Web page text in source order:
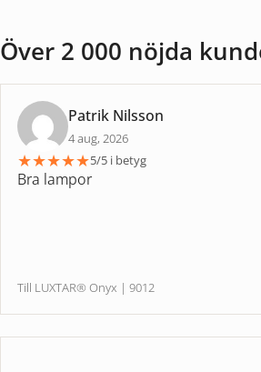
Över 2 000 nöjda
Patrik Nilsson
4 aug, 2026
★★★★★5/5 i betyg
Bra lampor
Till LUXTAR® Onyx | 9012